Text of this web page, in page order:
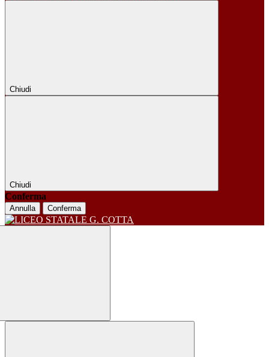
Chiudi
Chiudi
Conferma
Annulla Conferma